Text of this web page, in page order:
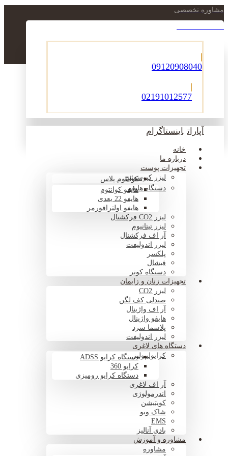
مشاوره تخصصی
09120908040
02191012577
آپارات اینستاگرام
خانه
درباره ما
تجهیزات پوست
لیزر کیوسوئیچکوانتوم پلاس
دستگاه هایفوهایفو کوانتوم
هایفو 22 بعدی
هایفو اولترافورمر
لیزر CO2 فرکشنال
لیزر تیتانیوم
آر اف فرکشنال
لیزر اندولیفت
پلکسر
فیشال
دستگاه کوتر
تجهیزات زنان و زایمان
لیزر CO2
صندلی کف لگن
آر اف واژینال
هایفو واژینال
پلاسما سرد
لیزر اندولیفت
دستگاه های لاغری
کرایولیپولیزدستگاه کرایو ADSS
کرایو 360
دستگاه کرایو رومیزی
آر اف لاغری
اندرمولوژی
کویتیشن
شاک ویو
EMS
بادی آنالیز
مشاوره و آموزش
مشاوره